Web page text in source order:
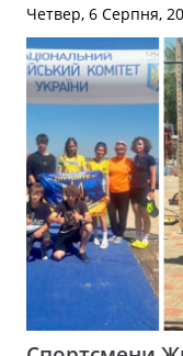
Четвер, 6 Серпня,